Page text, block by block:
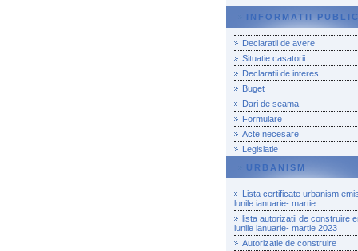
INFORMATII
Declaratii de avere
Situatie casatorii
Declaratii de interes
Buget
Dari de seama
Formulare
Acte necesare
Legislatie
URBANISM
Lista certificate urbanism
lunile ianuarie- martie
lista autorizatii de construire
lunile ianuarie- martie 2023
Autorizatie de construire